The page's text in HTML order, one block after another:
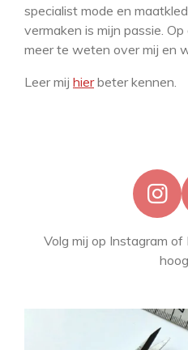
specialist mode en
vermaken is mijn passie.
meer te weten over mij en
Leer mij hierbeter kennen.
I
s
t
g
r
Volg mij op Instagram